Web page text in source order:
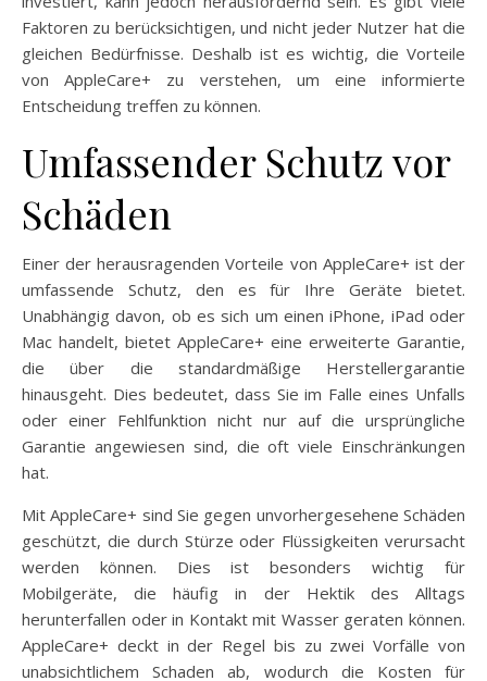
Faktoren zu berücksichtigen, und nicht jeder Nutzer hat die
gleichen Bedürfnisse. Deshalb ist es wichtig, die Vorteile
von AppleCare+ zu verstehen, um eine informierte
Entscheidung treffen zu können.
Umfassender Schutz vor
Schäden
Einer der herausragenden Vorteile von AppleCare+ ist der
umfassende Schutz, den es für Ihre Geräte bietet.
Unabhängig davon, ob es sich um einen iPhone, iPad oder
Mac handelt, bietet AppleCare+ eine erweiterte Garantie,
die über die standardmäßige Herstellergarantie
hinausgeht. Dies bedeutet, dass Sie im Falle eines Unfalls
oder einer Fehlfunktion nicht nur auf die ursprüngliche
Garantie angewiesen sind, die oft viele Einschränkungen
hat.
Mit AppleCare+ sind Sie gegen unvorhergesehene Schäden
geschützt, die durch Stürze oder Flüssigkeiten verursacht
werden können. Dies ist besonders wichtig für
Mobilgeräte, die häufig in der Hektik des Alltags
herunterfallen oder in Kontakt mit Wasser geraten können.
AppleCare+ deckt in der Regel bis zu zwei Vorfälle von
unabsichtlichem Schaden ab, wodurch die Kosten für